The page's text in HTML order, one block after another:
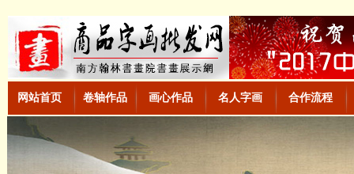
网站首页 卷轴作品 画心作品 名人字画 合作流程